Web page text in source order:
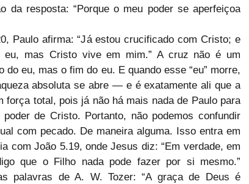
da resposta: “Porque o meu poder se aperfeiçoa
Paulo afirma: “Já estou crucificado com Cristo; e
eu, mas Cristo vive em mim.” A cruz não é um
do eu, mas o fim do eu. E quando esse “eu” morre,
absoluta se abre — e é exatamente ali que a
força total, pois já não há mais nada de Paulo para
de Cristo. Portanto, não podemos confundir
com pecado. De maneira alguma. Isso entra em
com João 5.19, onde Jesus diz: “Em verdade, em
que o Filho nada pode fazer por si mesmo.”
palavras de A. W. Tozer: “A graça de Deus é